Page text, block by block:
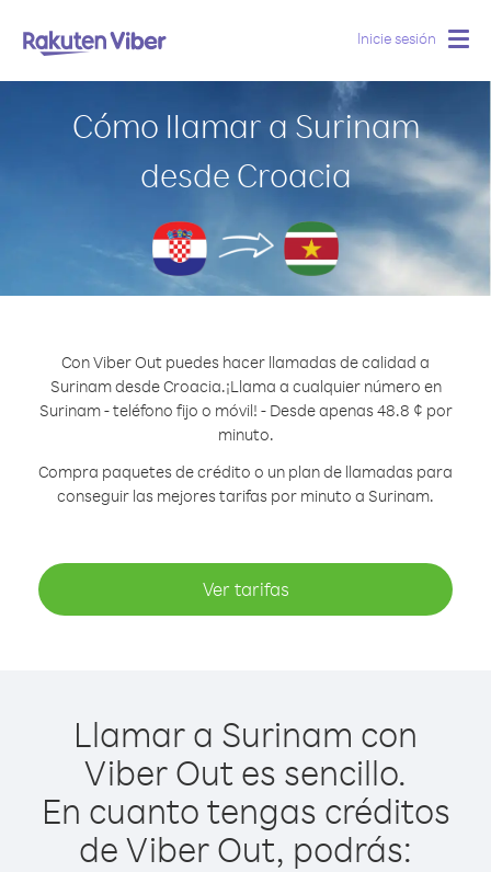
Inicie sesión
Cómo llamar a Surinam
desde Croacia
Con Viber Out puedes hacer llamadas de calidad a
Surinam desde Croacia.¡Llama a cualquier número en
Surinam - teléfono fijo o móvil! - Desde apenas 48.8 ¢ por
minuto.
Compra paquetes de crédito o un plan de llamadas para
conseguir las mejores tarifas por minuto a Surinam.
Ver tarifas
Llamar a Surinam con
Viber Out es sencillo.
En cuanto tengas créditos
de Viber Out, podrás: